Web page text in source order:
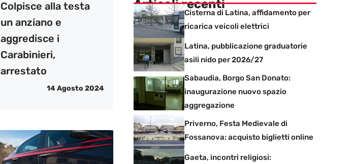
Colpisce alla testa
un anziano e
aggredisce i
Carabinieri,
arrestato
14 Agosto 2024
Articoli recenti
Cisterna di Latina, affidamento per
ricarica veicoli elettrici
Latina, pubblicazione graduatorie
asili nido per 2026/27
Sabaudia, Borgo San Donato:
inaugurazione nuovo spazio
aggregazione
Priverno, Festa Medievale di
Fossanova: acquisto biglietti online
Gaeta, incontri religiosi: